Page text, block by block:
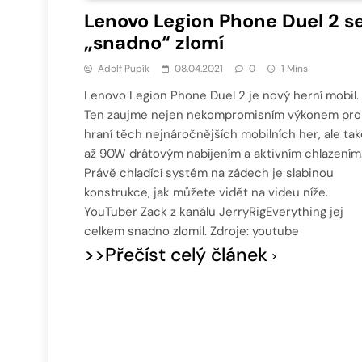
Lenovo Legion Phone Duel 2
„snadno“ zlomí
Adolf Pupík 08.04.2021 0 1 Mins
Lenovo Legion Phone Duel 2 je nový herní mobil.
Ten zaujme nejen nekompromisním výkonem pro
hraní těch nejnáročnějších mobilních her, ale
až 90W drátovým nabíjením a aktivním
Právě chladící systém na zádech je slabinou
konstrukce, jak můžete vidět na videu níže.
YouTuber Zack z kanálu JerryRigEverything jej
celkem snadno zlomil. Zdroje: youtube
>>Přečíst celý článek